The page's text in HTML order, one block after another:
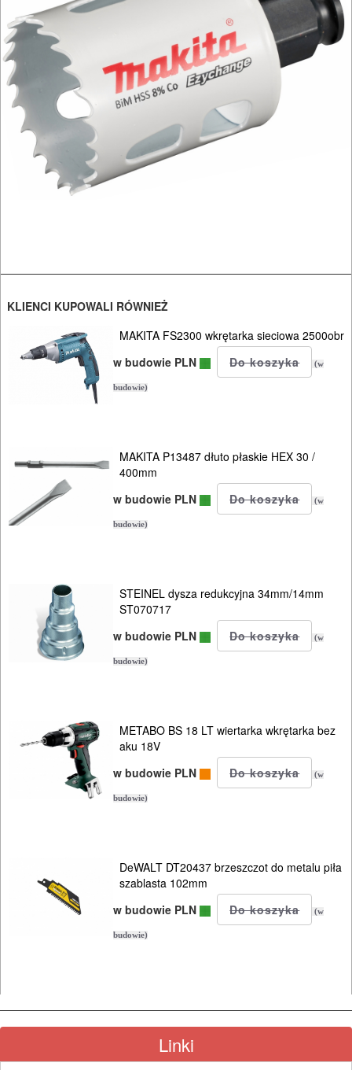
HYDRAULICZNE
NARZĘDZIA
INSTALACYJNE,
PALNIKI
PNEUMATYCZNE
AKCESORIA
KOMPRESORY
NARZĘDZIA
URZĄDZENIA
ROZRUCHOWE
PROSTOWNIKI
OSPRZĘT
AGREGATY
ODZIEŻ
ROBOCZA
I
AGD
OGRODNICZE
NARZĘDZIA
KOSY
CIŚNIENIOWE
KLIENCI KUPOWALI RÓWNIEŻ
MAKITA FS2300 wkrętarka sieciowa 2500obr
w budowie PLN
(w
budowie)
MAKITA P13487 dłuto płaskie HEX 30 /
400mm
w budowie PLN
(w
budowie)
STEINEL dysza redukcyjna 34mm/14mm
ST070717
w budowie PLN
(w
budowie)
METABO BS 18 LT wiertarka wkrętarka bez
aku 18V
w budowie PLN
(w
budowie)
DeWALT DT20437 brzeszczot do metalu piła
szablasta 102mm
w budowie PLN
(w
budowie)
Linki